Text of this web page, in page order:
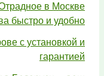
в Москве
быстро и удобно
с установкой и
гарантией